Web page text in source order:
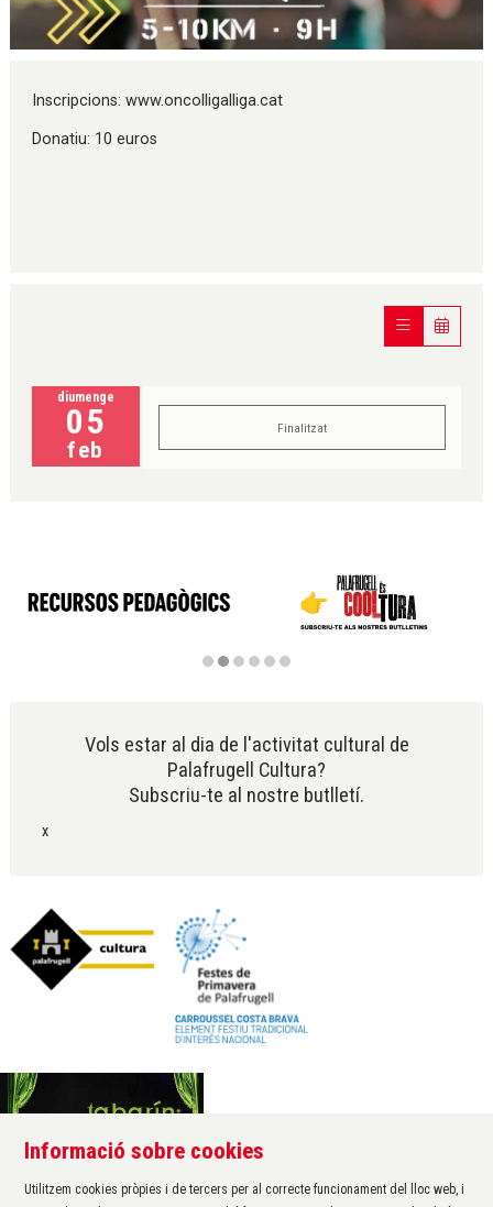
Inscripcions: www.oncolligalliga.cat
Donatiu: 10 euros
diumenge
05
feb
Finalitzat
Vols estar al dia de l'activitat cultural de
Palafrugell Cultura?
Subscriu-te al nostre butlletí.
x
Àrea de cultura de l'Ajuntament de Palafrugell
Carrer Santa Margarida, 1
17200 Palafrugell
Informació sobre cookies
Utilitzem cookies pròpies i de tercers per al correcte funcionament del lloc web, i